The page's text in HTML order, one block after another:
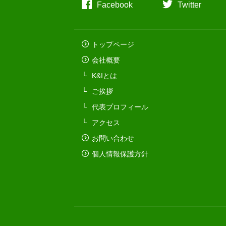
Facebook Twitter
トップページ
会社概要
K&Iとは
ご挨拶
代表プロフィール
アクセス
お問い合わせ
個人情報保護方針